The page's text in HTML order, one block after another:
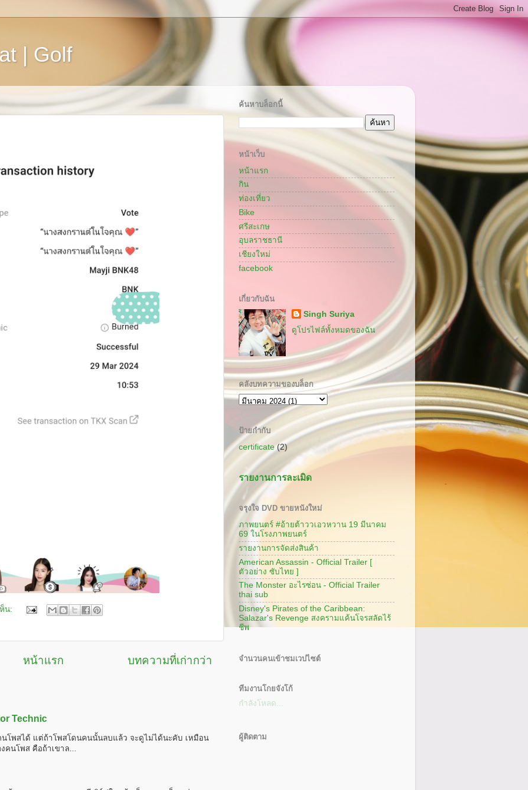
| Golf
น:
บทความที่เก่ากว่า
หน้าแรก
Technic
โพสได้ แต่ถ้าโพสโดนคนนั้นลบแล้ว จะดูไม่ได้นะคับ เหมือน
คนโพส คือถ้าเขาล...
ค้นหาบล็อกนี้
หน้าเว็บ
หน้าแรก
กิน
ท่องเที่ยว
Bike
ศรีสะเกษ
อุบลราชธานี
เชียงใหม่
facebook
เกี่ยวกับฉัน
Singh Suriya
ดูโปรไฟล์ทั้งหมดของฉัน
คลังบทความของบล็อก
ป้ายกำกับ
certificate (2)
รายงานการละเมิด
จรุงใจ DVD ขายหนังใหม่
ภาพยนตร์ #อ้ายต้าววเอวหวาน 19 มีนาคม
69 ในโรงภาพยนตร์
รายงานการจัดส่งสินค้า
American Assassin - Official Trailer [
ตัวอย่าง ซับไทย ]
The Monster อะไรซ่อน - Official Trailer
thai sub
Disney's Pirates of the Caribbean:
Salazar's Revenge สงครามแค้นโจรสลัดไร้
ชีพ
จำนวนคนเข้าชมเวปไซต์
ทีมงานโกยจังโก้
กำลังโหลด...
ผู้ติดตาม